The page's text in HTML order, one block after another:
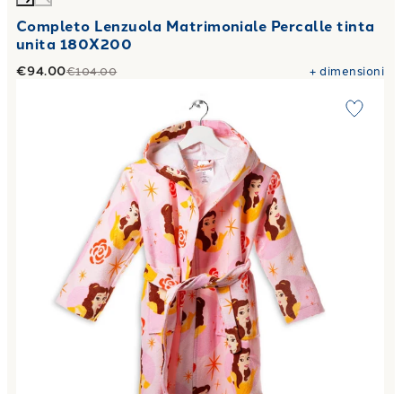
Completo Lenzuola Matrimoniale Percalle tinta
unita 180X200
€94.00€104.00 +dimensioni